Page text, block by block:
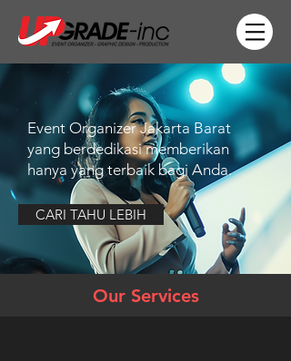
Event Organizer Jakarta Barat
yang berdedikasi memberikan
hanya yang terbaik bagi Anda.
CARI TAHU LEBIH
Our Services